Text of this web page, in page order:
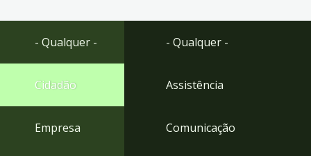
Ir
rodapé
- Qualquer -
Cidadão
Empresa
- Qualquer -
Assistência
Comunicação